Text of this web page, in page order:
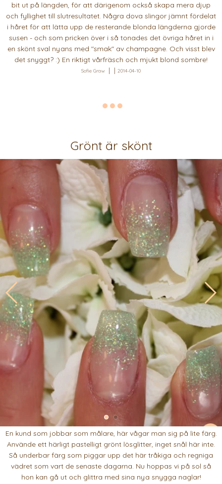
bit ut på längden, för att därigenom också skapa mera djup
och fyllighet till slutresultatet. Några dova slingor jämnt fördelat
i håret för att lätta upp de resterande blonda längderna gjorde
susen - och som pricken över i så tonades det övriga håret in i
en skönt sval nyans med "smak" av champagne. Och visst blev
det snyggt? :) En riktigt vårfräsch och mjukt blond sombre!
Sofie Graw 2014-04-10
Grönt är skönt
En kund som jobbar som målare, här vågar man sig på lite färg.
Använde ett härligt pastelligt grönt lösglitter, inget snål här inte.
Så underbar färg som piggar upp det här tråkiga och regniga
vädret som vart de senaste dagarna. Nu hoppas vi på sol så
hon kan gå ut och glittra med sina nya snygga naglar!